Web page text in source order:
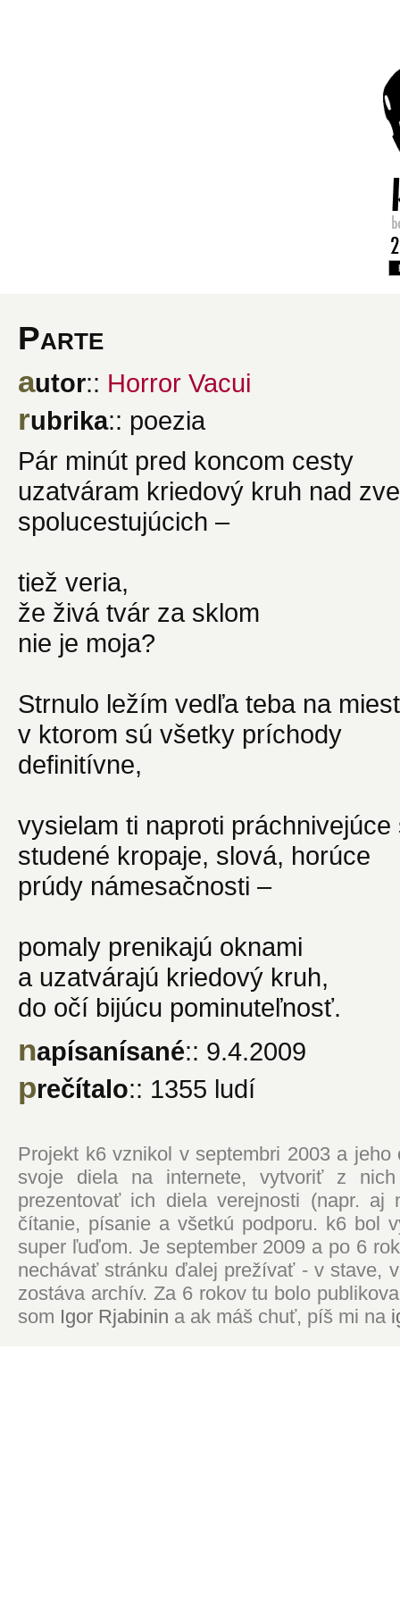
Parte
autor:: Horror Vacui
rubrika:: poezia
Pár minút pred koncom cesty
uzatváram kriedový kruh nad
spolucestujúcich –
tiež veria,
že živá tvár za sklom
nie je moja?
Strnulo ležím vedľa teba na
v ktorom sú všetky príchody
definitívne,
vysielam ti naproti práchnivejúce
studené kropaje, slová, horúce
prúdy námesačnosti –
pomaly prenikajú oknami
a uzatvárajú kriedový kruh,
do očí bijúcu pominuteľnosť.
napísanísané:: 9.4.2009
prečítalo:: 1355 ludí
Projekt k6 vznikol v septembri 2003 a
svoje diela na internete, vytvoriť z
prezentovať ich diela verejnosti (napr. aj
čítanie, písanie a všetkú podporu. k6 bol
super ľuďom. Je september 2009 a po 6
nechávať stránku ďalej prežívať - v stave,
zostáva archív. Za 6 rokov tu bolo
som Igor Rjabinin a ak máš chuť, píš mi na